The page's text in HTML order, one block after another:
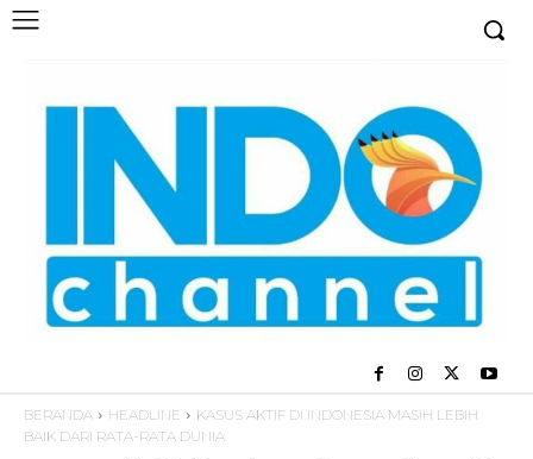
BERANDA HEADLINE
KASUS AKTIF DI INDONESIA MASIH LEBIH
BAIK DARI RATA-RATA DUNIA